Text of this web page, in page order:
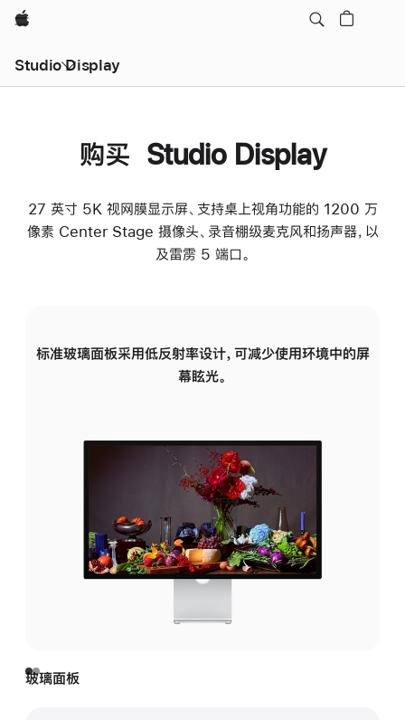
Apple
Studio Display
购买 Studio Display
27 英寸 5K 视网膜显示屏、支持桌上视角功能的 1200 万
像素 Center Stage 摄像头、录音棚级麦克风和扬声器，以
及雷雳 5 端口。
标准玻璃面板采用低反射率设计，可减少使用环境中的屏
幕眩光。
玻璃面板